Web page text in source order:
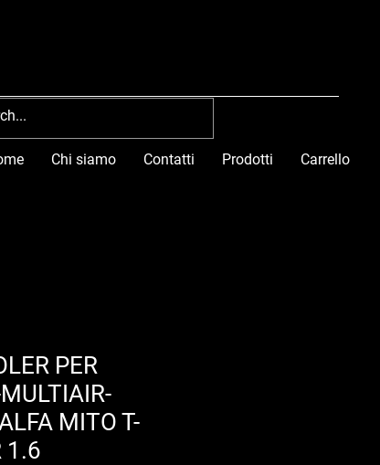
Chi siamo Contatti Prodotti Carrello
PER
MITO T-
1.6